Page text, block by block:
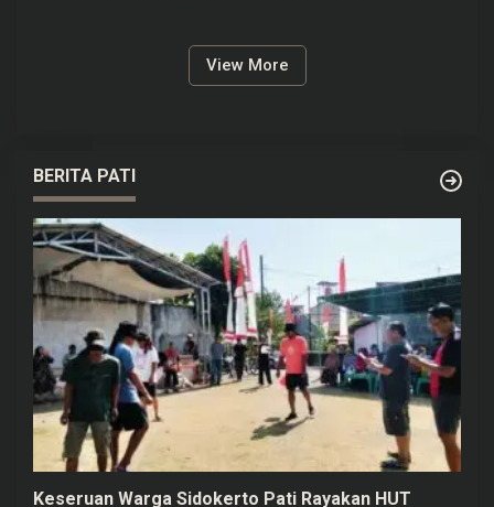
View More
BERITA PATI
Keseruan Warga Sidokerto Pati Rayakan HUT